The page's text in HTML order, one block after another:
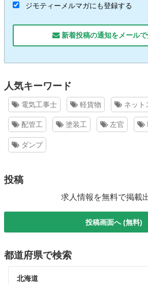
ジモティーメルマガにも登録する
新着投稿の通知をメールで
人気キーワード
電気工事士 軽貨物 ネット
配管工 塗装工 左官
ダンプ
投稿
求人情報を無料で掲載
投稿画面へ (無料)
都道府県で検索
北海道